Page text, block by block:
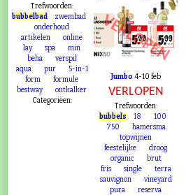
Trefwoorden:
bubbelbad
zwembad
onderhoud
artikelen
online
lay
spa
min
beha
verspil
aqua
pur
5-in-1
form
formule
bestway
ontkalker
Categoriëen:
VERLOPEN
Jumbo 4-10 feb
VERLOPEN
Trefwoorden:
bubbels
18
100
750
hamersma
topwijnen
feestelijke
droog
organic
brut
fris
single
terra
sauvignon
vineyard
pura
reserva